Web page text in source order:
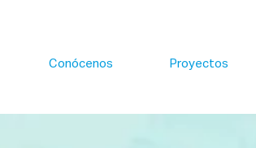
Conócenos Proyectos